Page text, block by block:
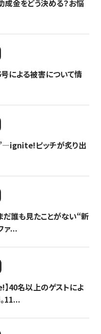
成金をどう決める？お悩
による被害について情
ピッチが炙り出
誰も見たことがない“新
ァ...
40名以上のゲストによ
11...